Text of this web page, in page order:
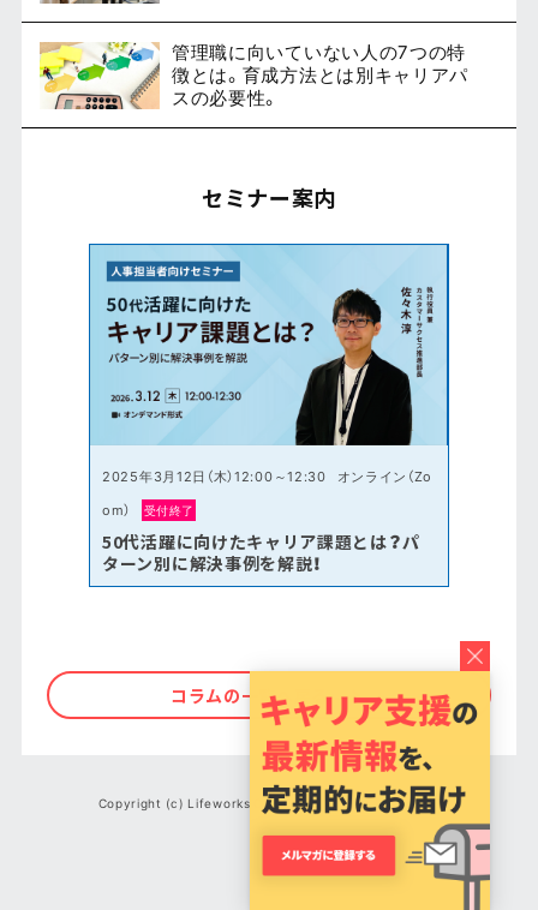
管理職に向いていない人の7つの特
徴とは。育成方法とは別キャリアパ
スの必要性。
セミナー案内
2025年3月12日（木）12:00～12:30
オンライン（Zo
om）
受付終了
50代活躍に向けたキャリア課題とは？パ
ターン別に解決事例を解説！
コラムの一覧へ戻る
Copyright (c) Lifeworks Co., Ltd. All Rights Reserved.